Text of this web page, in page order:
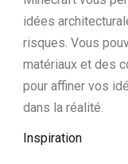
idées
risques. Vous
matériaux et des
pour affiner vos
dans la réalité.
Inspiration